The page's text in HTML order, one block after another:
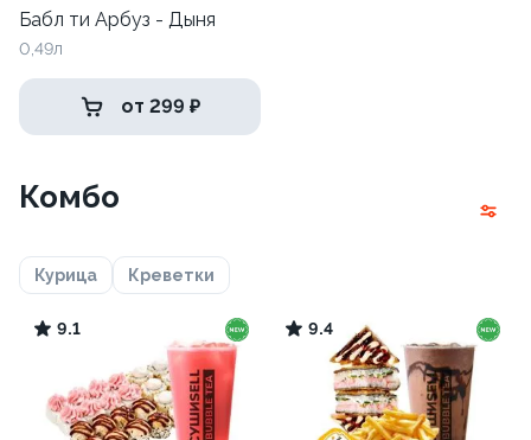
Бабл ти Арбуз - Дыня
0,49л
от 299 ₽
Комбо
Курица Креветки
9.1 9.4